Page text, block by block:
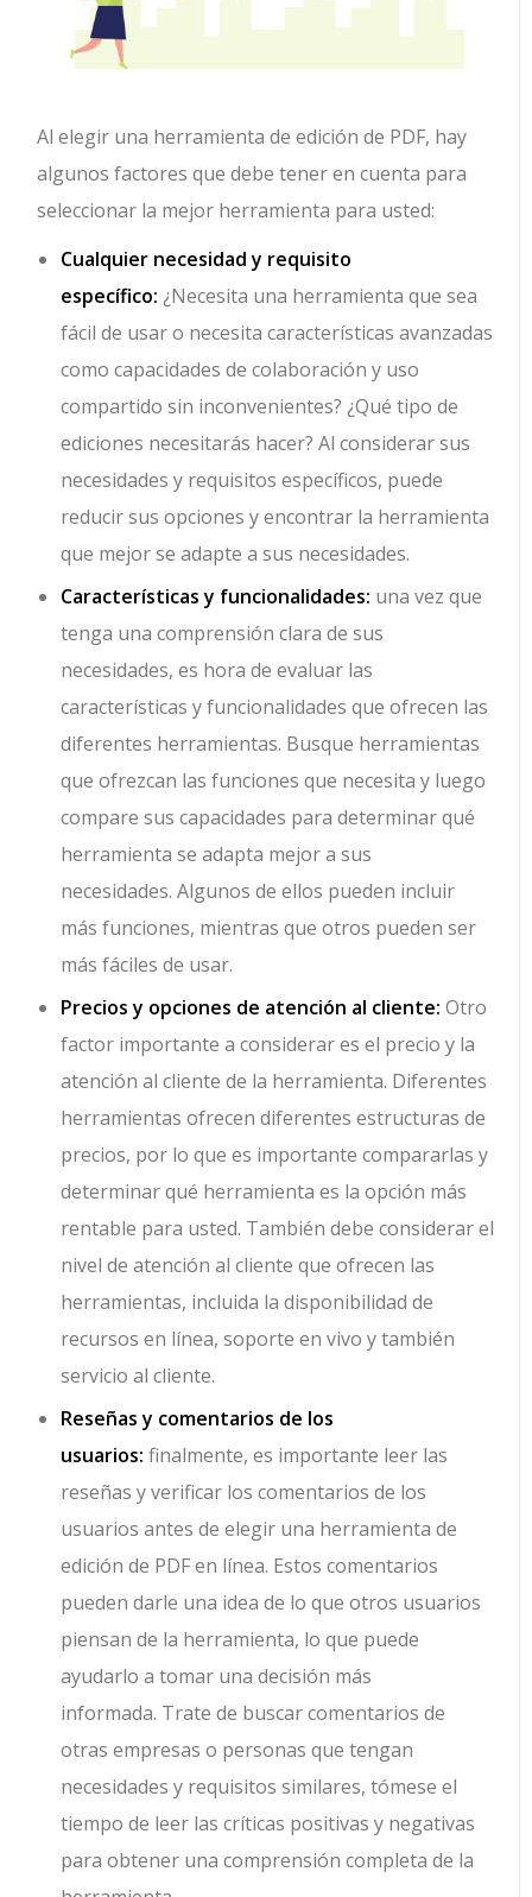
Al elegir una herramienta de edición de PDF, hay
algunos factores que debe tener en cuenta para
seleccionar la mejor herramienta para usted:
Cualquier necesidad y requisito
específico: ¿Necesita una herramienta que sea
fácil de usar o necesita características avanzadas
como capacidades de colaboración y uso
compartido sin inconvenientes? ¿Qué tipo de
ediciones necesitarás hacer? Al considerar sus
necesidades y requisitos específicos, puede
reducir sus opciones y encontrar la herramienta
que mejor se adapte a sus necesidades.
Características y funcionalidades: una vez que
tenga una comprensión clara de sus
necesidades, es hora de evaluar las
características y funcionalidades que ofrecen las
diferentes herramientas. Busque herramientas
que ofrezcan las funciones que necesita y luego
compare sus capacidades para determinar qué
herramienta se adapta mejor a sus
necesidades. Algunos de ellos pueden incluir
más funciones, mientras que otros pueden ser
más fáciles de usar.
Precios y opciones de atención al cliente: Otro
factor importante a considerar es el precio y la
atención al cliente de la herramienta. Diferentes
herramientas ofrecen diferentes estructuras de
precios, por lo que es importante compararlas y
determinar qué herramienta es la opción más
rentable para usted. También debe considerar el
nivel de atención al cliente que ofrecen las
herramientas, incluida la disponibilidad de
recursos en línea, soporte en vivo y también
servicio al cliente.
Reseñas y comentarios de los
usuarios: finalmente, es importante leer las
reseñas y verificar los comentarios de los
usuarios antes de elegir una herramienta de
edición de PDF en línea. Estos comentarios
pueden darle una idea de lo que otros usuarios
piensan de la herramienta, lo que puede
ayudarlo a tomar una decisión más
informada. Trate de buscar comentarios de
otras empresas o personas que tengan
necesidades y requisitos similares, tómese el
tiempo de leer las críticas positivas y negativas
para obtener una comprensión completa de la